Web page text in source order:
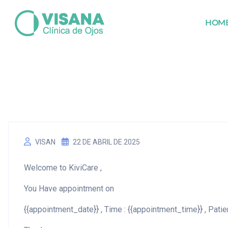
VISAN 22 DE ABRIL DE 2025
Welcome to KiviCare ,
You Have appointment on
{{appointment_date}} , Time : {{appointment_time}} ,